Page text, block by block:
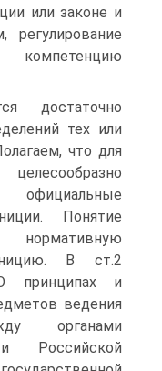
или законе и
достаточно
тех или
что для
Понятие
В ст.2
принципах и
ведения
органами
Российской